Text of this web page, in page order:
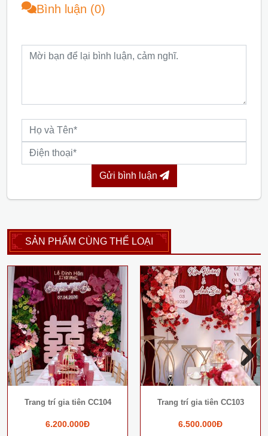
Bình luận (0)
Gửi bình luận
SẢN PHẨM CÙNG THỂ LOẠI
Trang trí gia tiên CC104
6.200.000Đ
Trang trí gia tiên CC103
6.500.000Đ
Next